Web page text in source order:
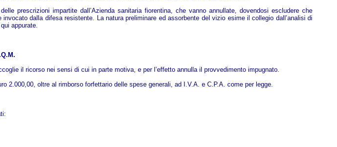
prescrizioni impartite dall’Azienda sanitaria fiorentina, che vanno annullate, dovendosi escludere che
dalla difesa resistente. La natura preliminare ed assorbente del vizio esime il collegio dall’analisi di
appurate.
il ricorso nei sensi di cui in parte motiva, e per l’effetto annulla il provvedimento impugnato.
2.000,00, oltre al rimborso forfettario delle spese generali, ad I.V.A. e C.P.A. come per legge.